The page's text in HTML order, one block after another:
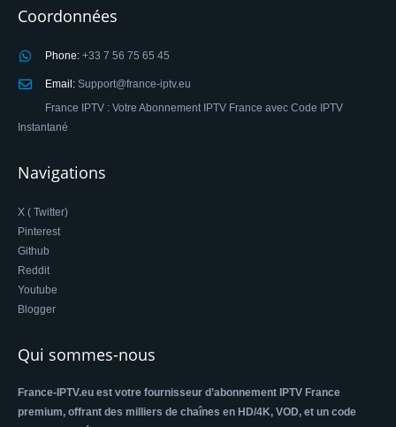
Coordonnées
Phone: +33 7 56 75 65 45
Email: Support@france-iptv.eu
France IPTV : Votre Abonnement IPTV France avec Code IPTV
Instantané
Navigations
X ( Twitter)
Pinterest
Github
Reddit
Youtube
Blogger
Qui sommes-nous
France-IPTV.eu est votre fournisseur d’abonnement IPTV France
premium, offrant des milliers de chaînes en HD/4K, VOD, et un code